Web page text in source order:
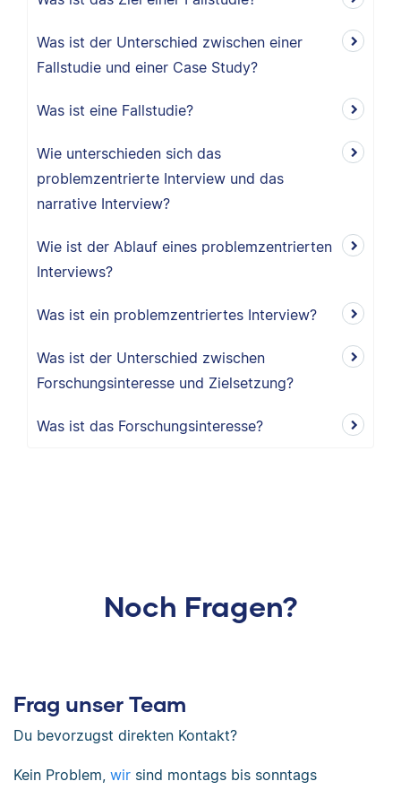
Was ist der Unterschied zwischen einer
Fallstudie und einer Case Study?
Was ist eine Fallstudie?
Wie unterschieden sich das
problemzentrierte Interview und das
narrative Interview?
Wie ist der Ablauf eines problemzentrierten
Interviews?
Was ist ein problemzentriertes Interview?
Was ist der Unterschied zwischen
Forschungsinteresse und Zielsetzung?
Was ist das Forschungsinteresse?
Noch Fragen?
Frag unser Team
Du bevorzugst direkten Kontakt?
Kein Problem, wir sind montags bis sonntags